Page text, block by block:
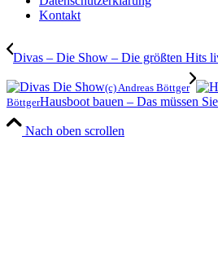
Kontakt
Divas – Die Show – Die größten Hits
(c) Andreas Böttger
BöttgerHausboot bauen – Das müssen
Nach oben scrollen